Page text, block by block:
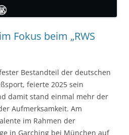
Fokus beim „RWS
Bestandteil der deutschen
feierte 2025 sein
damit stand einmal mehr der
Aufmerksamkeit. Am
im Rahmen der
in Garching bei München auf